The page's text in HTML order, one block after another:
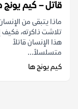
قاتل – كيم يونج
ماذا يتبقى من
تلاشت ذاكرته، فكيف
هذا الإنسان قاتلاً
متسلسلاً...
كيم يونج ها